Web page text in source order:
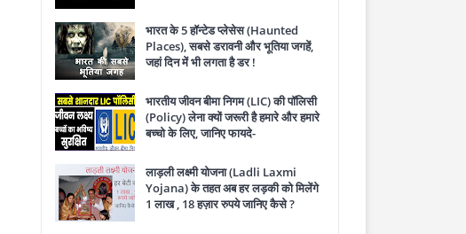
भारत के 5 हॉन्टेड प्लेसेस (Haunted
Places), सबसे डरावनी और भूतिया जगहें,
जहां दिन में भी लगता है डर !
भारतीय जीवन बीमा निगम (LIC) की पॉलिसी
(Policy) लेना क्यों जरूरी है हमारे और हमारे
बच्चो के लिए, जानिए फायदे-
लाड़ली लक्ष्मी योजना (Ladli Laxmi
Yojana) के तहत अब हर लड़की को मिलेंगे
1 लाख , 18 हज़ार रुपये जानिए कैसे ?